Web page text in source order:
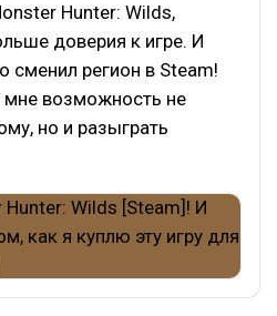
Hunter: Wilds,
доверия к игре. И
сменил регион в Steam!
мне возможность не
но и разыграть